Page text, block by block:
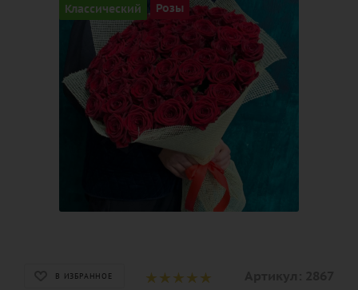
Классический
Розы
В ИЗБРАННОЕ